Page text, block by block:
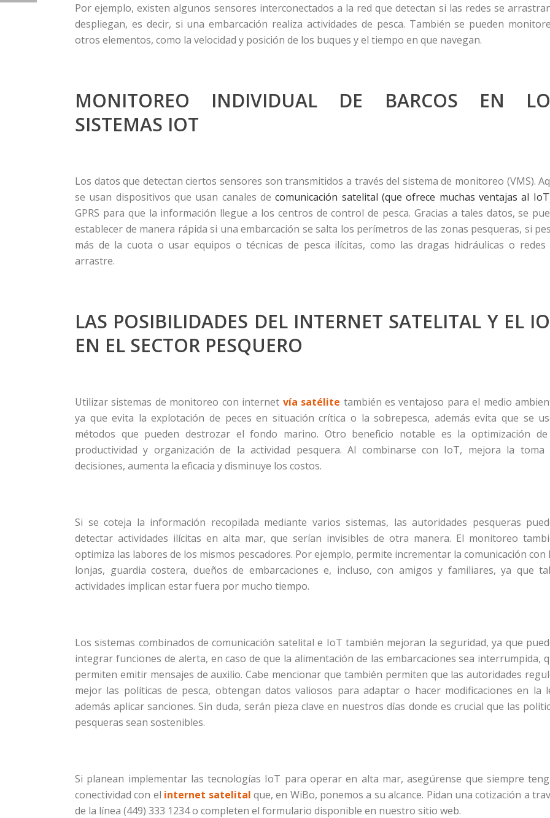
Por ejemplo, existen algunos sensores interconectados a la red que detectan si las redes se
despliegan, es decir, si una embarcación realiza actividades de pesca. También se pueden
otros elementos, como la velocidad y posición de los buques y el tiempo en que navegan.
MONITOREO INDIVIDUAL DE BARCOS EN
SISTEMAS IOT
Los datos que detectan ciertos sensores son transmitidos a través del sistema de monitoreo (VMS).
se usan dispositivos que usan canales decomunicación satelital (que ofrece muchas ventajas al
GPRS para que la información llegue a los centros de control de pesca. Gracias a tales datos, se
establecer de manera rápida si una embarcación se salta los perímetros de las zonas pesqueras, si
más de la cuota o usar equipos o técnicas de pesca ilícitas, como las dragas hidráulicas o redes
arrastre.
LAS POSIBILIDADES DEL INTERNET SATELITAL Y EL
EN EL SECTOR PESQUERO
Utilizar sistemas de monitoreo con internet vía satélite también es ventajoso para el medio
ya que evita la explotación de peces en situación crítica o la sobrepesca, además evita que se
métodos que pueden destrozar el fondo marino. Otro beneficio notable es la optimización
productividad y organización de la actividad pesquera. Al combinarse con IoT, mejora la toma
decisiones, aumenta la eficacia y disminuye los costos.
Si se coteja la información recopilada mediante varios sistemas, las autoridades pesqueras
detectar actividades ilícitas en alta mar, que serían invisibles de otra manera. El monitoreo
optimiza las labores de los mismos pescadores. Por ejemplo, permite incrementar la comunicación con
lonjas, guardia costera, dueños de embarcaciones e, incluso, con amigos y familiares, ya que
actividades implican estar fuera por mucho tiempo.
Los sistemas combinados de comunicación satelital e IoT también mejoran la seguridad, ya que
integrar funciones de alerta, en caso de que la alimentación de las embarcaciones sea interrumpida,
permiten emitir mensajes de auxilio. Cabe mencionar que también permiten que las autoridades
mejor las políticas de pesca, obtengan datos valiosos para adaptar o hacer modificaciones en la
además aplicar sanciones. Sin duda, serán pieza clave en nuestros días donde es crucial que las
pesqueras sean sostenibles.
Si planean implementar las tecnologías IoT para operar en alta mar, asegúrense que siempre
conectividad con el internet satelital que, en WiBo, ponemos a su alcance. Pidan una cotización a
de la línea (449) 333 1234 o completen el formulario disponible en nuestro sitio web.